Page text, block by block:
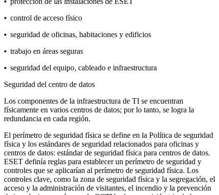
• control de acceso físico
• seguridad de oficinas, habitaciones y edificios
• trabajo en áreas seguras
• seguridad del equipo, cableado e infraestructura
Seguridad del centro de datos
Los componentes de la infraestructura de TI se encuentran
físicamente en varios centros de datos; por lo tanto, se logra la
redundancia en cada región.
El perímetro de seguridad física se define en la Política de seguridad
física y los estándares de seguridad relacionados para oficinas y
centros de datos: estándar de seguridad física para centros de datos.
ESET definía reglas para establecer un perímetro de seguridad y
controles que se aplicarían al perímetro de seguridad física. Los
controles clave, como la zona de seguridad física y la segregación, el
acceso y la administración de visitantes, el incendio y la prevención